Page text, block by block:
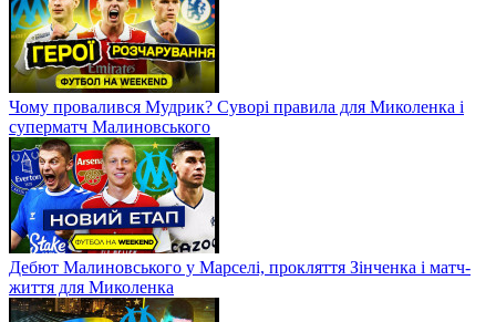
ДНІПРО-1 – АЕК. Перемога для України? Дніпряни вірять в
історичний успіх
ШАХТАР – РЕНН. Як вдалося перемогти? СЕКРЕТ успіху в
Лізі Європи